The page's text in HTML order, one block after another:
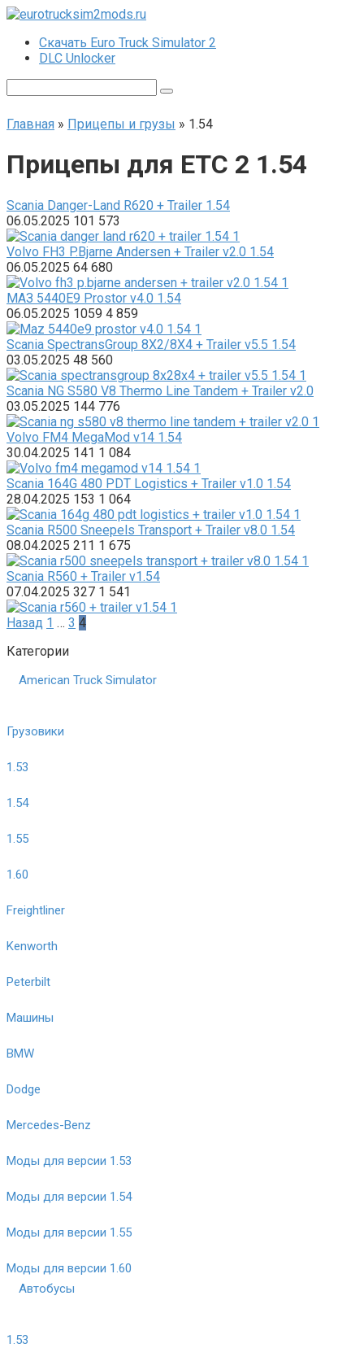
Перейти
контентуСкачать Euro Truck Simulator 2
DLC Unlocker
Главная » Прицепы и грузы » 1.54
Прицепы для ЕТС 2 1.54
Scania Danger-Land R620 + Trailer 1.54
06.05.2025 101 573
Volvo FH3 P.Bjarne Andersen + Trailer v2.0 1.54
06.05.2025 64 680
МАЗ 5440E9 Prostor v4.0 1.54
06.05.2025 1059 4 859
Scania SpectransGroup 8X2/8X4 + Trailer v5.5 1.54
03.05.2025 48 560
Scania NG S580 V8 Thermo Line Tandem + Trailer v2.0
03.05.2025 144 776
Volvo FM4 MegaMod v14 1.54
30.04.2025 141 1 084
Scania 164G 480 PDT Logistics + Trailer v1.0 1.54
28.04.2025 153 1 064
Scania R500 Sneepels Transport + Trailer v8.0 1.54
08.04.2025 211 1 675
Scania R560 + Trailer v1.54
07.04.2025 327 1 541
Пагинация
Назад 1 … 3 4
Категории
American Truck Simulator
Грузовики
1.53
1.54
1.55
1.60
Freightliner
Kenworth
Peterbilt
Машины
BMW
Dodge
Mercedes-Benz
Моды для версии 1.53
Моды для версии 1.54
Моды для версии 1.55
Моды для версии 1.60
Автобусы
1.53